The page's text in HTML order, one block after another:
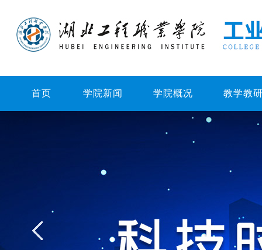
首页 学院新闻 学院概况 教学教